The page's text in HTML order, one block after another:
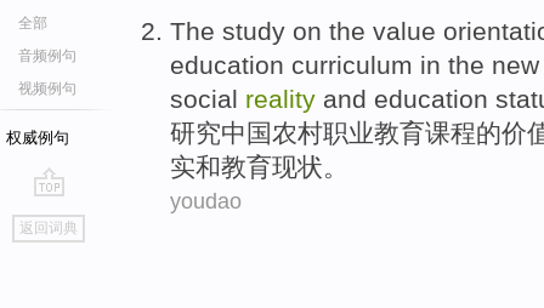
全部
音频例句
视频例句
权威例句
go
top
返回词典
The study on the value
education curriculum in the
social reality and education
研究中国农村职业教育课程的价
实和教育现状。
youdao